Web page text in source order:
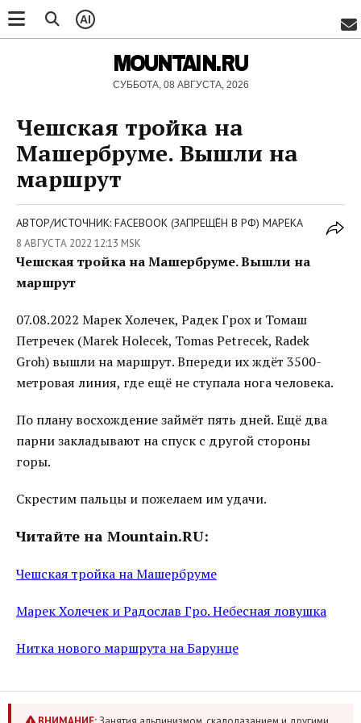
AI
MOUNTAIN.RU
СУББОТА, 08 АВГУСТА, 2026
Чешская тройка на
Машербруме. Вышли на
маршрут
АВТОР/ИСТОЧНИК: FACEBOOK (ЗАПРЕЩЁН В РФ) МАРЕКА
8 АВГУСТА 2022 12:13 MSK
Чешская тройка на Машербруме. Вышли на
маршрут
07.08.2022 Марек Холечек, Радек Грох и Томаш
Петречек (Marek Holecek, Tomas Petrecek, Radek
Groh) вышли на маршрут. Впереди их ждёт 3500-
метровая линия, где ещё не ступала нога человека.
По плану восхождение займёт пять дней. Ещё два
парни закладывают на спуск с другой стороны
горы.
Скрестим пальцы и пожелаем им удачи.
Читайте на Mountain.RU:
Чешская тройка на Машербруме
Марек Холечек и Радослав Гро. Небесная ловушка
Нитка нового маршрута на Барунце